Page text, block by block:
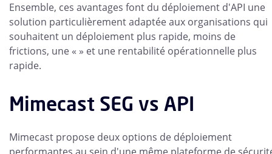
Ensemble, ces avantages font du déploiement d'API une
solution particulièrement adaptée aux organisations qui
souhaitent un déploiement plus rapide, moins de
frictions, une « » et une rentabilité opérationnelle plus
rapide.
Mimecast SEG vs API
Mimecast propose deux options de déploiement